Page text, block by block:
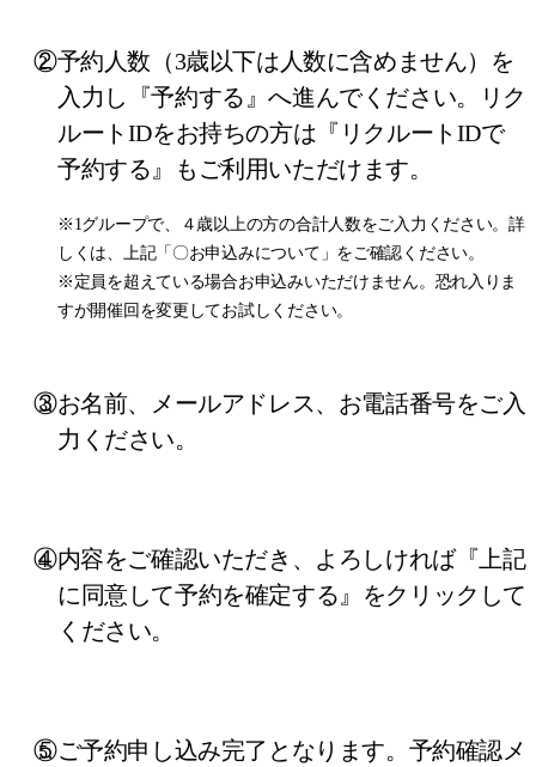
②予約人数（3歳以下は人数に含めません）を
入力し『予約する』へ進んでください。リク
ルートIDをお持ちの方は『リクルートIDで
予約する』もご利用いただけます。
※1グループで、４歳以上の方の合計人数をご入力ください。詳
しくは、上記「〇お申込みについて」をご確認ください。
※定員を超えている場合お申込みいただけません。恐れ入りま
すが開催回を変更してお試しください。
③お名前、メールアドレス、お電話番号をご入
力ください。
④内容をご確認いただき、よろしければ『上記
に同意して予約を確定する』をクリックして
ください。
⑤ご予約申し込み完了となります。予約確認メ